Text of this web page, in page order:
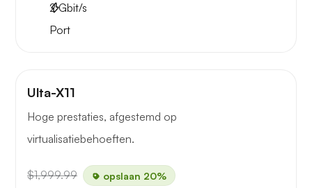
2Gbit/s
Port
Ulta-X11
Hoge prestaties, afgestemd op
virtualisatiebehoeften.
$1,999.99 opslaan 20%